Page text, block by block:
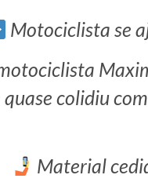
Motociclista se
quase colidiu
Material